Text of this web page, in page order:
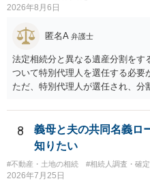
2026年8月6日
匿名A 弁護士
法定相続分と異なる遺産分割をす
ついて特別代理人を選任する必要
ただ、特別代理人が選任され、
の権利も守られなければならな
者の権利が守られているかどうか
に、未成年者を今後養育するの
相続分以上に多くの遺産を取得す
ません。
8
義母と夫の共同名義ロ
知りたい
#不動産・土地の相続 #相続人調査・確定
2026年7月25日